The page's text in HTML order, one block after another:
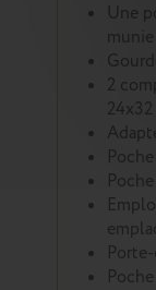
Une
2